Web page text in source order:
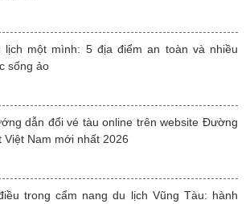
lịch một mình: 5 địa điểm an toàn và nhiều
sống ảo
dẫn đổi vé tàu online trên website Đường
Việt Nam mới nhất 2026
trong cẩm nang du lịch Vũng Tàu: hành